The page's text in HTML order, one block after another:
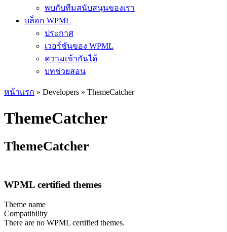
พบกับทีมสนับสนุนของเรา
บล็อก WPML
ประกาศ
เวอร์ชันของ WPML
ความเข้ากันได้
บทช่วยสอน
หน้าแรก » Developers » ThemeCatcher
ThemeCatcher
ThemeCatcher
WPML certified themes
Theme name
Compatibility
There are no WPML certified themes.